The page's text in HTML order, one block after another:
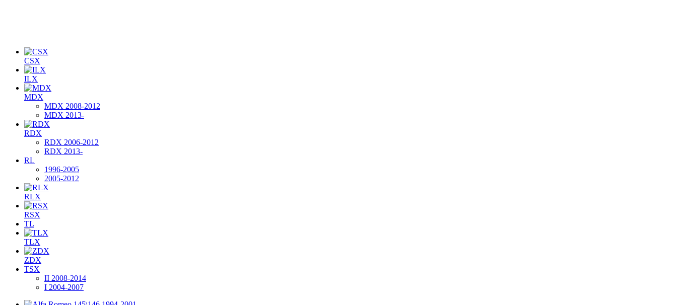
CSX
ILX
MDX
MDX 2008-2012
MDX 2013-
RDX
RDX 2006-2012
RDX 2013-
RL
1996-2005
2005-2012
RLX
RSX
TL
TLX
ZDX
TSX
II 2008-2014
I 2004-2007